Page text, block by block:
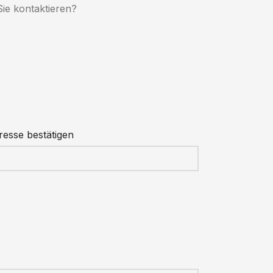
kontaktieren?
bestätigen